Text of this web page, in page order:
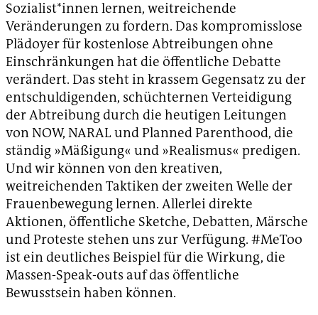
Sozialist*innen lernen, weitreichende
Veränderungen zu fordern. Das kompromisslose
Plädoyer für kostenlose Abtreibungen ohne
Einschränkungen hat die öffentliche Debatte
verändert. Das steht in krassem Gegensatz zu der
entschuldigenden, schüchternen Verteidigung
der Abtreibung durch die heutigen Leitungen
von NOW, NARAL und Planned Parenthood, die
ständig »Mäßigung« und »Realismus« predigen.
Und wir können von den kreativen,
weitreichenden Taktiken der zweiten Welle der
Frauenbewegung lernen. Allerlei direkte
Aktionen, öffentliche Sketche, Debatten, Märsche
und Proteste stehen uns zur Verfügung. #MeToo
ist ein deutliches Beispiel für die Wirkung, die
Massen-Speak-outs auf das öffentliche
Bewusstsein haben können.